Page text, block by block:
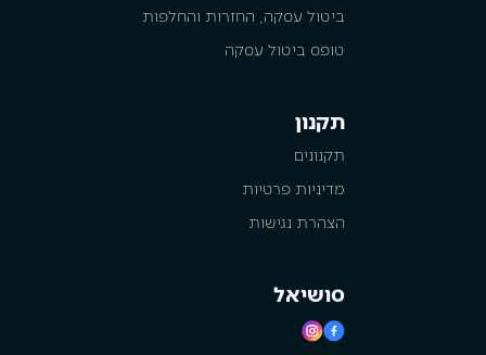
ביטול עסקה, החזרות והחלפות
טופס ביטול עסקה
תקנון
תקנונים
מדיניות פרטיות
הצהרת נגישות
סושיאל